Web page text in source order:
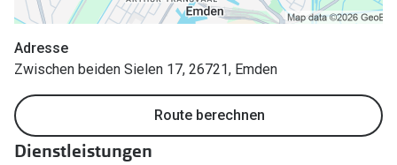
Zubehör
Brillenbügel
Brillenkettchen
Adresse
Zwischen beiden Sielen 17, 26721, Emden
Route berechnen
Dienstleistungen